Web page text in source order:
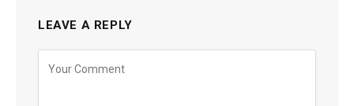
LEAVE A REPLY